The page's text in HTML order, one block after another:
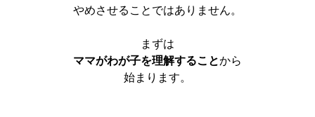
やめさせることではありません。
まずは
ママがわが子を理解することから
始まります。